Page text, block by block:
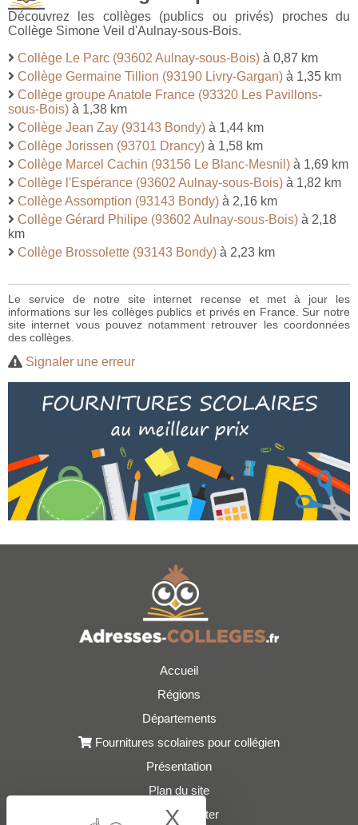
Découvrez les collèges (publics ou privés) proches du
Collège Simone Veil d'Aulnay-sous-Bois.
Collège Le Parc (93602 Aulnay-sous-Bois) à 0,87 km
Collège Germaine Tillion (93190 Livry-Gargan) à 1,35 km
Collège groupe Anatole France (93320 Les Pavillons-
sous-Bois) à 1,38 km
Collège Jean Zay (93143 Bondy) à 1,44 km
Collège Jorissen (93701 Drancy) à 1,58 km
Collège Marcel Cachin (93156 Le Blanc-Mesnil) à 1,69 km
Collège l'Espérance (93602 Aulnay-sous-Bois) à 1,82 km
Collège Assomption (93143 Bondy) à 2,16 km
Collège Gérard Philipe (93602 Aulnay-sous-Bois) à 2,18
km
Collège Brossolette (93143 Bondy) à 2,23 km
Le service de notre site internet recense et met à jour les
informations sur les collèges publics et privés en France. Sur notre
site internet vous pouvez notamment retrouver les coordonnées
des collèges.
Signaler une erreur
Accueil
Régions
Départements
Fournitures scolaires pour collégien
Présentation
Plan du site
Nous contacter
X Hide cookie